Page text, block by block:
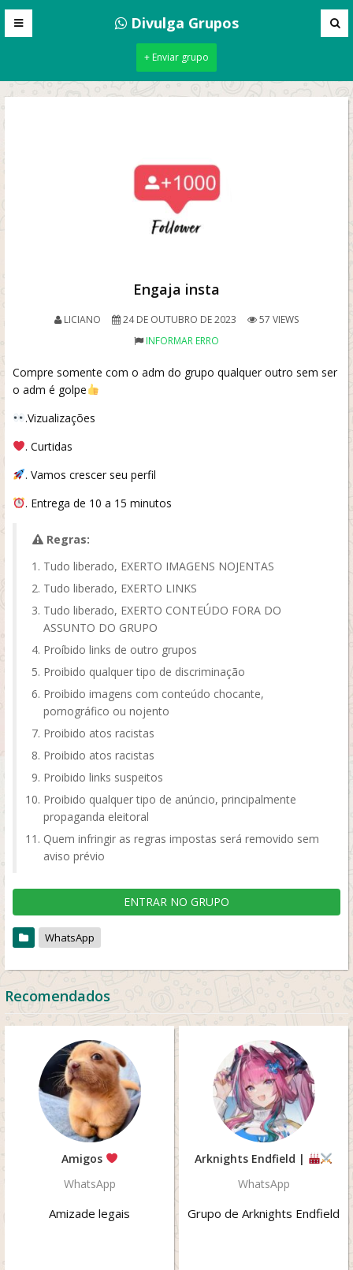
Divulga Grupos
+ Enviar grupo
Engaja insta
LICIANO 24 DE OUTUBRO DE 2023
57 VIEWS
INFORMAR ERRO
Compre somente com o adm do grupo qualquer outro sem ser
o adm é golpe
.Vizualizações
. Curtidas
. Vamos crescer seu perfil
. Entrega de 10 a 15 minutos
Regras:
Tudo liberado, EXERTO IMAGENS NOJENTAS
Tudo liberado, EXERTO LINKS
Tudo liberado, EXERTO CONTEÚDO FORA DO
ASSUNTO DO GRUPO
Proíbido links de outro grupos
Proibido qualquer tipo de discriminação
Proibido imagens com conteúdo chocante,
pornográfico ou nojento
Proibido atos racistas
Proibido atos racistas
Proibido links suspeitos
Proibido qualquer tipo de anúncio, principalmente
propaganda eleitoral
Quem infringir as regras impostas será removido sem
aviso prévio
ENTRAR NO GRUPO
WhatsApp
Recomendados
Amigos
WhatsApp
Amizade legais
Arknights Endfield |
WhatsApp
Grupo de Arknights Endfield